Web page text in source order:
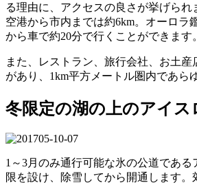
る理由に、アクセスの良さが挙げられ
空港から市内までは約6km。オーロラ
から車で約20分で行くことができます。
また、レストラン、旅行会社、お土
があり、1km平方メートル圏内であら
冬限定の湖の上のアイス
1～3月のみ通行可能な氷の公道である
限を設け、除雪してから開通します。